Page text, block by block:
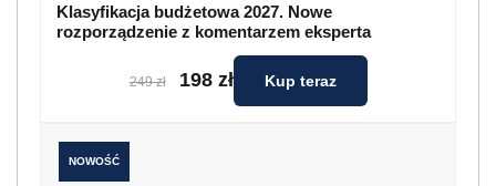
Klasyfikacja budżetowa 2027. Nowe
rozporządzenie z komentarzem eksperta
249 zł 198 zł Kup teraz
NOWOŚĆ